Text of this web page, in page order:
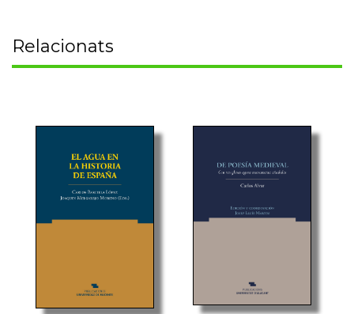
Relacionats